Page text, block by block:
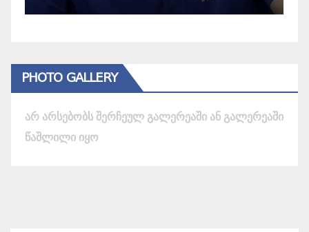
PHOTO GALLERY
არ არსებობს შერჩეულ გალერეაში ან გალერეაში
წაშლილი იყო